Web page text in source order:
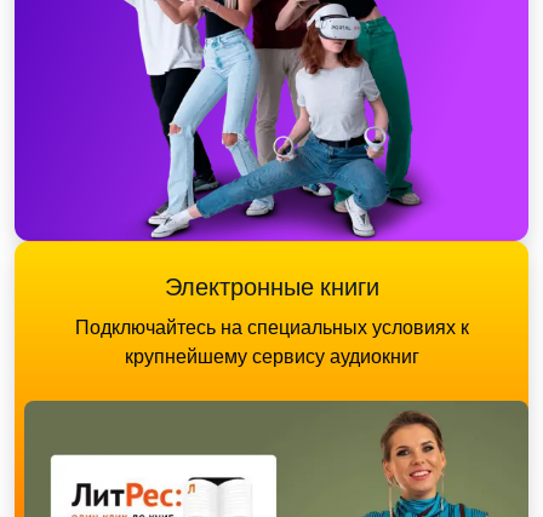
Электронные книги
Подключайтесь на специальных условиях к
крупнейшему сервису аудиокниг